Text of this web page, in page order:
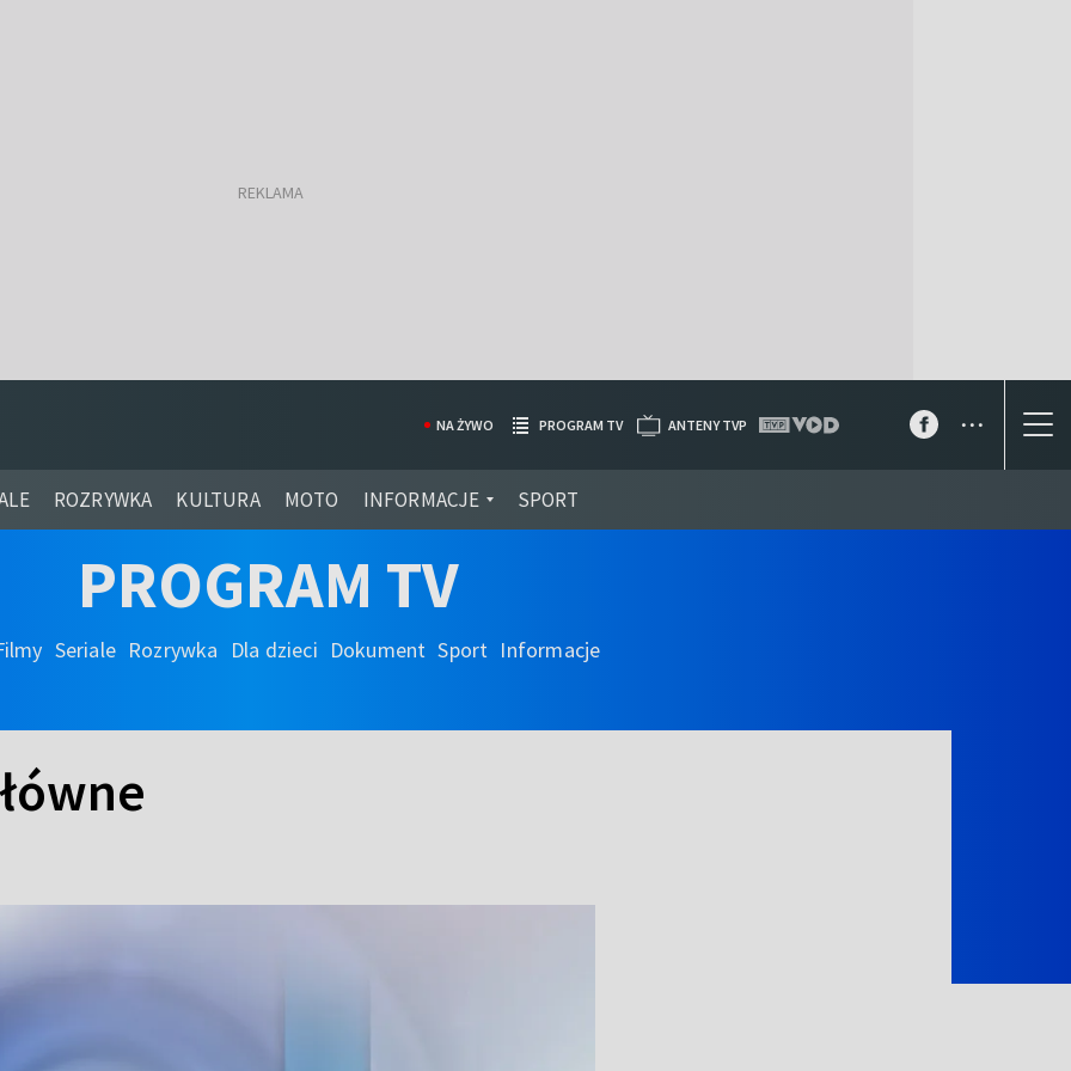
ROZRYWKA KULTURA MOTO INFORMACJE SPORT
NA ŻYWO PROGRAM TV ANTENY TVP ...
PROGRAM TV
Seriale Rozrywka Dla dzieci Dokument Sport Informacje